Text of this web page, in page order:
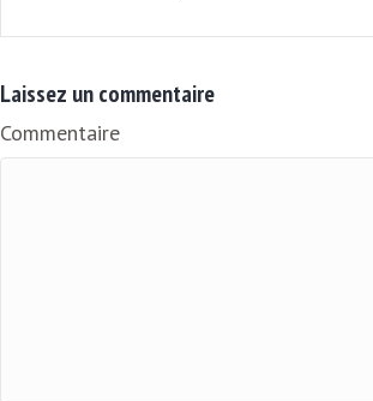
Laissez un commentaire
Commentaire